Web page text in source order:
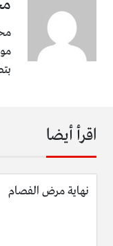
اقرأ أيضا
نهاية مرض الفصام